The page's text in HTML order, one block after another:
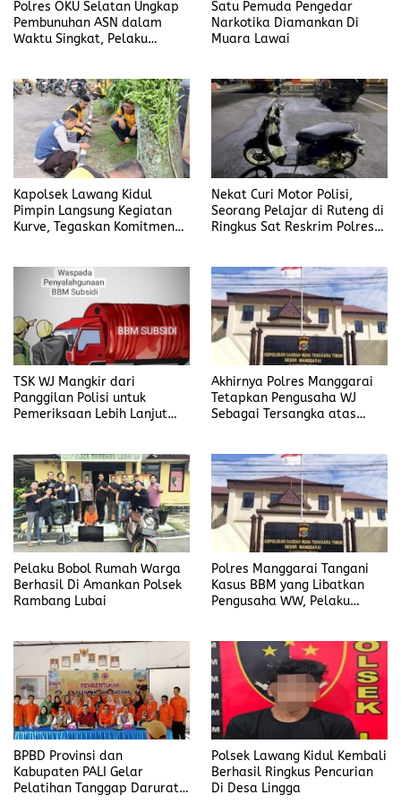
Polres OKU Selatan Ungkap
Pembunuhan ASN dalam
Waktu Singkat, Pelaku
Satu Pemuda Pengedar
Narkotika Diamankan Di
Muara Lawai
Kapolsek Lawang Kidul
Pimpin Langsung Kegiatan
Kurve, Tegaskan Komitmen
Nekat Curi Motor Polisi,
Seorang Pelajar di Ruteng di
Ringkus Sat Reskrim Polres
TSK WJ Mangkir dari
Panggilan Polisi untuk
Pemeriksaan Lebih Lanjut
Apa?
Akhirnya Polres Manggarai
Tetapkan Pengusaha WJ
Sebagai Tersangka atas
Pelaku Bobol Rumah Warga
Berhasil Di Amankan Polsek
Rambang Lubai
Polres Manggarai Tangani
Kasus BBM yang Libatkan
Pengusaha WW, Pelaku
BPBD Provinsi dan
Kabupaten PALI Gelar
Pelatihan Tanggap Darurat
Polsek Lawang Kidul Kembali
Berhasil Ringkus Pencurian
Di Desa Lingga